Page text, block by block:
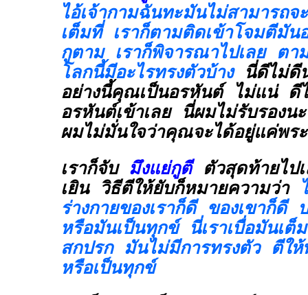
ไอ้เจ้ากามฉันทะมันไม่สามารถจ
เต็มที่ เราก็ตามติดเข้าโจมตีมั
กูตาม เราก็พิจารณาไปเลย ตา
โลกนี้มีอะไรทรงตัวบ้างนี่ดีไม่ดี
อย่างนี้คุณเป็นอรหันต์ ไม่แน่ ดี
อรหันต์เข้าเลย นี่ผมไม่รับรองน
ผมไม่มั่นใจว่าคุณจะได้อยู่แค่พร
เราก็จับ มึงแย่กูตีตัวสุดท้ายไป
เยิน วิธีตีให้ยับก็หมายความว่า
ร่างกายของเราก็ดี ของเขาก็ดี
หรือมันเป็นทุกข์ นี่เราเบื่อมันเ
สกปรก มันไม่มีการทรงตัว ตีให้
หรือเป็นทุกข์